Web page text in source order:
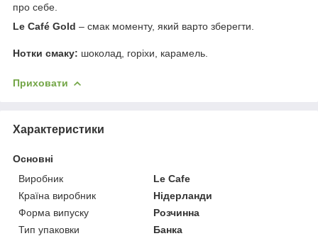
про себе.
Le Café Gold – смак моменту, який варто зберегти.
Нотки смаку: шоколад, горіхи, карамель.
Приховати
Характеристики
Основні
Виробник
Le Cafe
Країна виробник
Нідерланди
Форма випуску
Розчинна
Тип упаковки
Банка